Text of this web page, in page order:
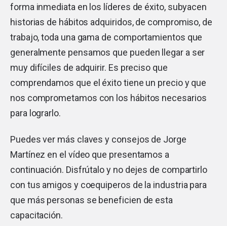
forma inmediata en los líderes de éxito, subyacen
historias de hábitos adquiridos, de compromiso, de
trabajo, toda una gama de comportamientos que
generalmente pensamos que pueden llegar a ser
muy difíciles de adquirir. Es preciso que
comprendamos que el éxito tiene un precio y que
nos comprometamos con los hábitos necesarios
para lograrlo.
Puedes ver más claves y consejos de Jorge
Martínez en el vídeo que presentamos a
continuación. Disfrútalo y no dejes de compartirlo
con tus amigos y coequiperos de la industria para
que más personas se beneficien de esta
capacitación.